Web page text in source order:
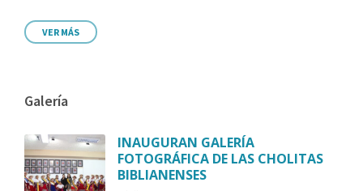
VER MÁS
Galería
INAUGURAN GALERÍA
FOTOGRÁFICA DE LAS CHOLITAS
BIBLIANENSES